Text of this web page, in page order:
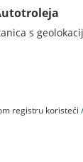
s
registru koristeći